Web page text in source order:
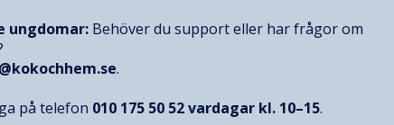
ungdomar: Behöver du support eller har frågor om
.
på telefon 010 175 50 52vardagar kl. 10–15.